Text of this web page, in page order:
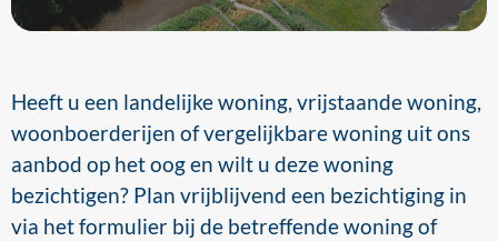
Heeft u een landelijke woning, vrijstaande woning,
woonboerderijen of vergelijkbare woning uit ons
aanbod op het oog en wilt u deze woning
bezichtigen? Plan vrijblijvend een bezichtiging in
via het formulier bij de betreffende woning of